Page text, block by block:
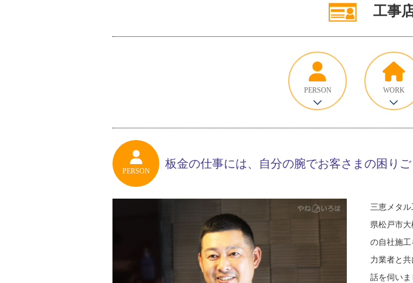
工事
PERSON WORK
PERSON
板金の仕事には、自分の腕でお客さまの困り
三恵メタ
県松戸市
の自社施
力業者と
話を伺いま